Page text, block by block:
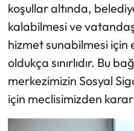
koşullar altında,
kalabilmesi ve
hizmet sunabilmesi için
oldukça sınırlıdır. Bu
merkezimizin Sosyal
için meclisimizden karar